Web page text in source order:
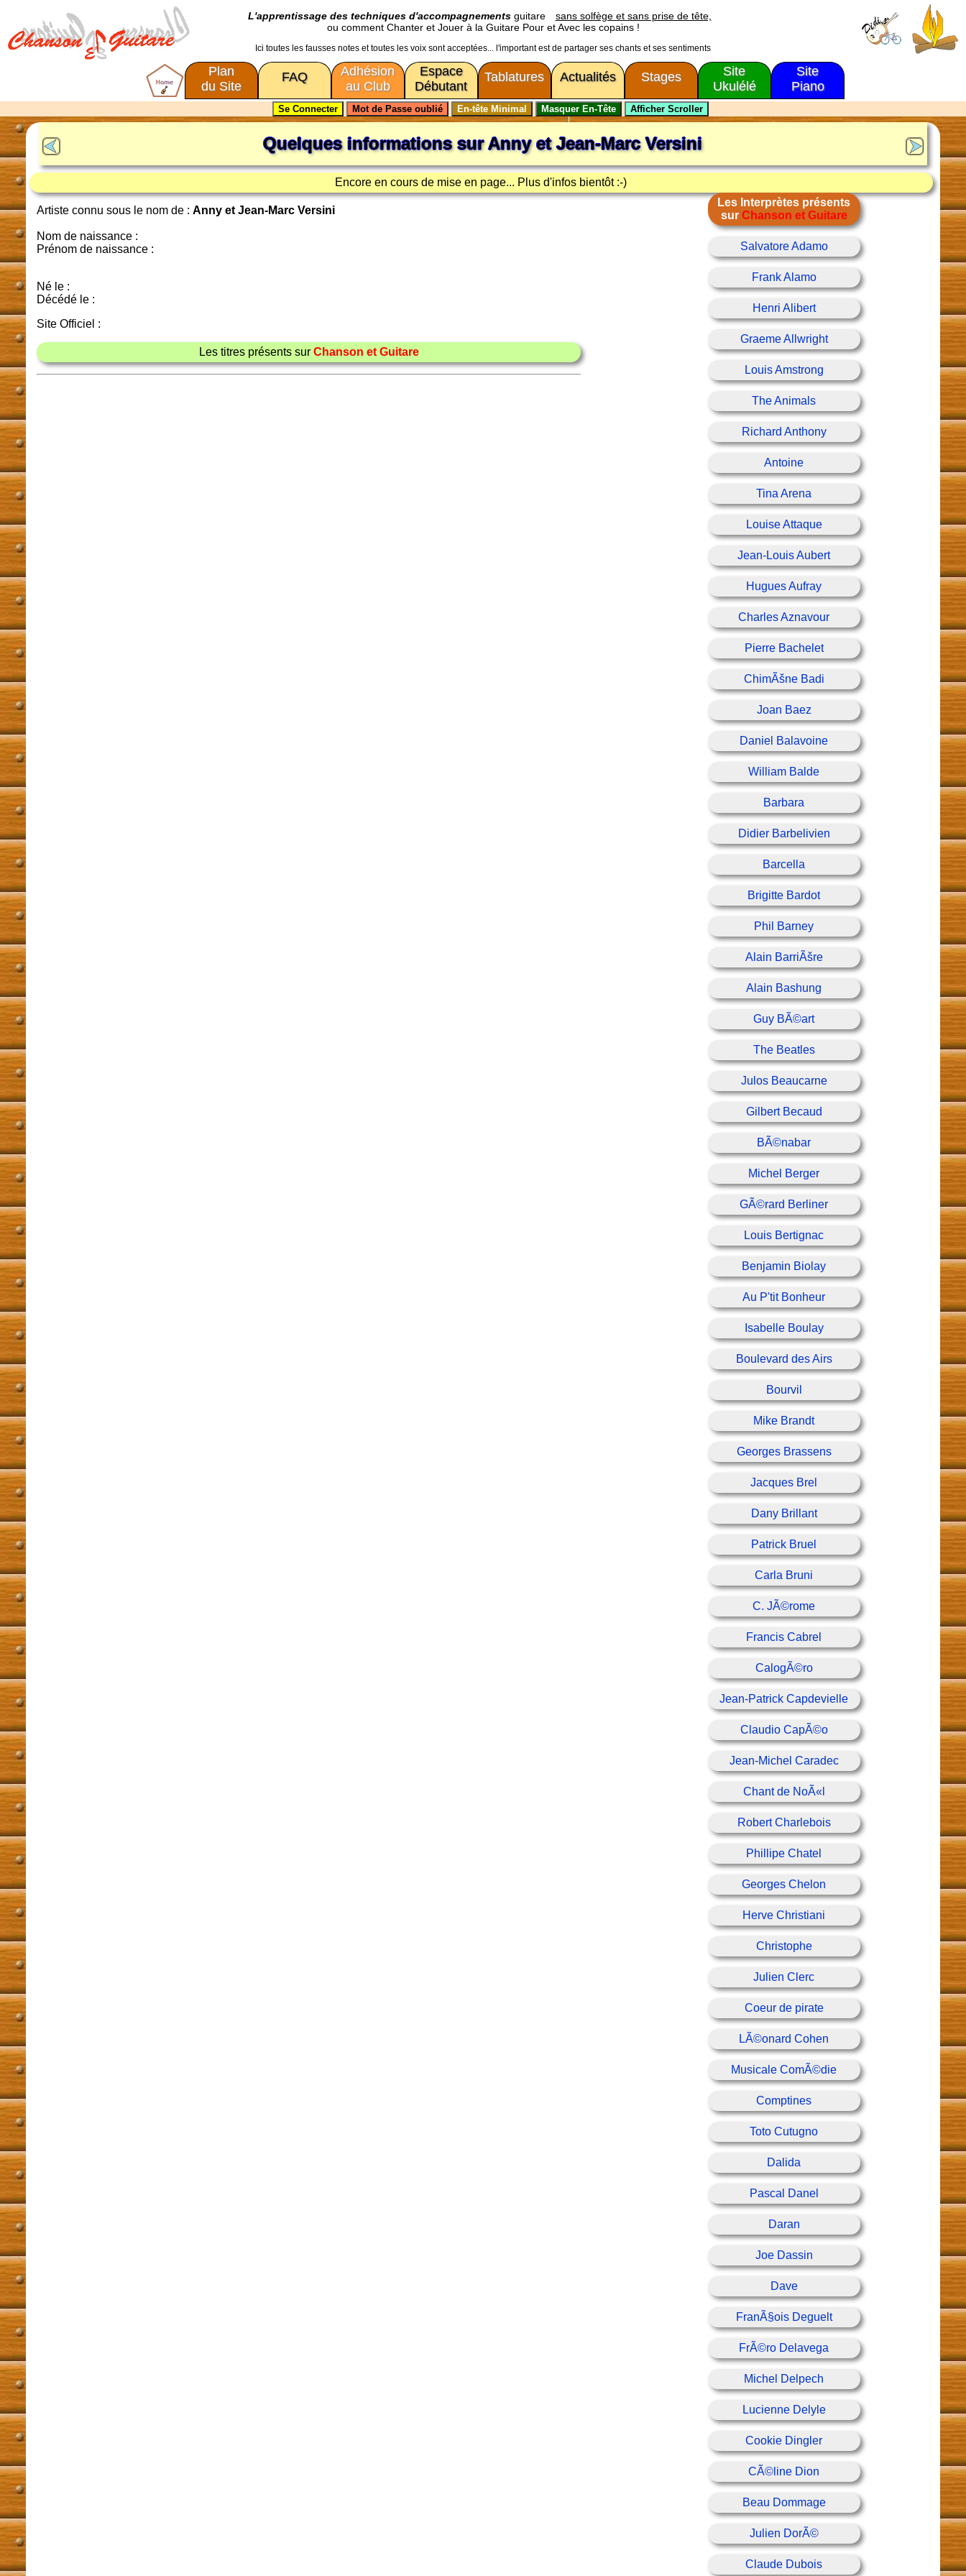
L'apprentissage des techniques d'accompagnementsguitare
sans solfège et sans prise de tête,
ou comment Chanter et Jouer à la Guitare Pour et Avec les copains !
Ici toutes les fausses notes et toutes les voix sont acceptées... l'important est de partager ses chants et ses sentiments
Plan
du Site
FAQ
Adhésion
au Club
Espace
Débutant
Tablatures Actualités Stages
Site
Ukulélé
Site
Piano
Quelques informations surAnny et Jean-Marc Versini
Encore en cours de mise en page... Plus d'infos bientôt :-)
Artiste connu sous le nom de :Anny et Jean-Marc Versini
Nom de naissance :
Prénom de naissance :
Né le :
Décédé le :
Site Officiel :
Les titres présents sur Chanson et Guitare
Les Interprètes présents
sur Chanson et Guitare
Salvatore Adamo
Frank Alamo
Henri Alibert
Graeme Allwright
Louis Amstrong
The Animals
Richard Anthony
Antoine
Tina Arena
Louise Attaque
Jean-Louis Aubert
Hugues Aufray
Charles Aznavour
Pierre Bachelet
ChimÃšne Badi
Joan Baez
Daniel Balavoine
William Balde
Barbara
Didier Barbelivien
Barcella
Brigitte Bardot
Phil Barney
Alain BarriÃšre
Alain Bashung
Guy BÃ©art
The Beatles
Julos Beaucarne
Gilbert Becaud
BÃ©nabar
Michel Berger
GÃ©rard Berliner
Louis Bertignac
Benjamin Biolay
Au P'tit Bonheur
Isabelle Boulay
Boulevard des Airs
Bourvil
Mike Brandt
Georges Brassens
Jacques Brel
Dany Brillant
Patrick Bruel
Carla Bruni
C. JÃ©rome
Francis Cabrel
CalogÃ©ro
Jean-Patrick Capdevielle
Claudio CapÃ©o
Jean-Michel Caradec
Chant de NoÃ«l
Robert Charlebois
Phillipe Chatel
Georges Chelon
Herve Christiani
Christophe
Julien Clerc
Coeur de pirate
LÃ©onard Cohen
Musicale ComÃ©die
Comptines
Toto Cutugno
Dalida
Pascal Danel
Daran
Joe Dassin
Dave
FranÃ§ois Deguelt
FrÃ©ro Delavega
Michel Delpech
Lucienne Delyle
Cookie Dingler
CÃ©line Dion
Beau Dommage
Julien DorÃ©
Claude Dubois